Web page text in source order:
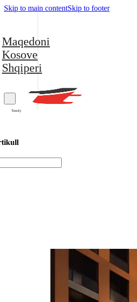
Skip to main contentSkip to footer
Maqedoni
Kosove
Shqiperi
Trendy